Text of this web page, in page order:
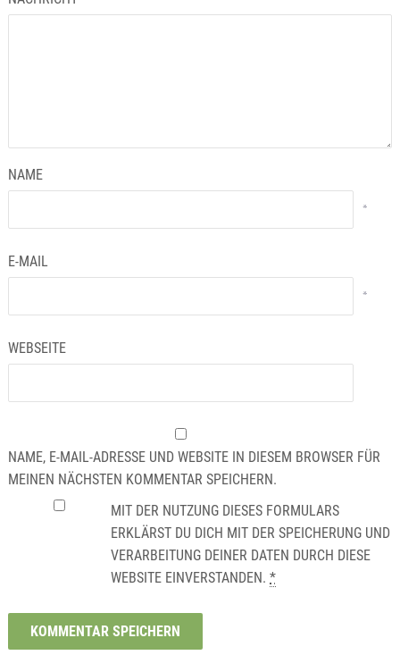
NAME
*
E-MAIL
*
WEBSEITE
NAME, E-MAIL-ADRESSE UND WEBSITE IN DIESEM BROWSER FÜR
MEINEN NÄCHSTEN KOMMENTAR SPEICHERN.
MIT DER NUTZUNG DIESES FORMULARS
ERKLÄRST DU DICH MIT DER SPEICHERUNG UND
VERARBEITUNG DEINER DATEN DURCH DIESE
WEBSITE EINVERSTANDEN.*